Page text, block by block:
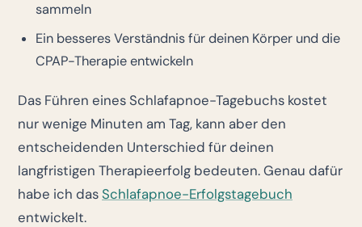
sammeln
Ein besseres Verständnis für deinen Körper und die
CPAP-Therapie entwickeln
Das Führen eines Schlafapnoe-Tagebuchs kostet
nur wenige Minuten am Tag, kann aber den
entscheidenden Unterschied für deinen
langfristigen Therapieerfolg bedeuten. Genau dafür
habe ich dasSchlafapnoe-Erfolgstagebuch
entwickelt.